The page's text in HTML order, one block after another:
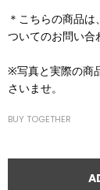
＊こちらの商品
ついてのお問い合
※写真と実際の商
さいませ。
BUY TOGETHER